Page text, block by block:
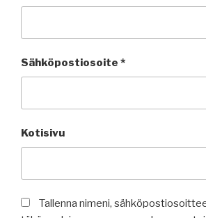
Sähköpostiosoite *
Kotisivu
Tallenna nimeni,